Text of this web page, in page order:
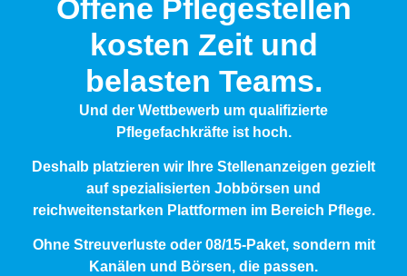
Offene Pflege­stellen
kosten Zeit und
belasten Teams.
Und der Wettbewerb um qualifizierte
Pflegefachkräfte ist hoch.
Deshalb platzieren wir Ihre Stellenanzeigen gezielt
auf spezialisierten Jobbörsen und
reichweitenstarken Plattformen im Bereich Pflege.
Ohne Streuverluste oder 08/15-Paket, sondern mit
Kanälen und Börsen, die passen.